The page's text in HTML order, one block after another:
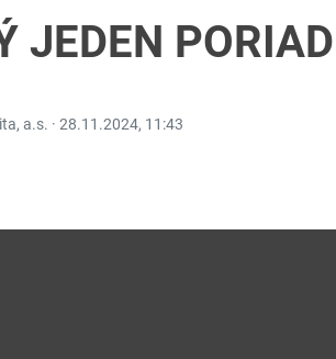
JEDEN
a.s. · 28.11.2024, 11:43